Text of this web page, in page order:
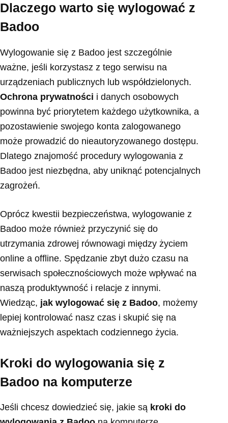
Dlaczego warto się wylogować z
Badoo
Wylogowanie się z Badoo jest szczególnie
ważne, jeśli korzystasz z tego serwisu na
urządzeniach publicznych lub współdzielonych.
Ochrona prywatności i danych osobowych
powinna być priorytetem każdego użytkownika, a
pozostawienie swojego konta zalogowanego
może prowadzić do nieautoryzowanego dostępu.
Dlatego znajomość procedury wylogowania z
Badoo jest niezbędna, aby uniknąć potencjalnych
zagrożeń.
Oprócz kwestii bezpieczeństwa, wylogowanie z
Badoo może również przyczynić się do
utrzymania zdrowej równowagi między życiem
online a offline. Spędzanie zbyt dużo czasu na
serwisach społecznościowych może wpływać na
naszą produktywność i relacje z innymi.
Wiedząc, jak wylogować się z Badoo, możemy
lepiej kontrolować nasz czas i skupić się na
ważniejszych aspektach codziennego życia.
Kroki do wylogowania się z
Badoo na komputerze
Jeśli chcesz dowiedzieć się, jakie są kroki do